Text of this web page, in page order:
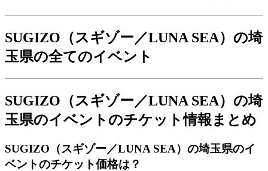
SUGIZO（スギゾー／LUNA SEA）の埼
玉県の全てのイベント
SUGIZO（スギゾー／LUNA SEA）の埼
玉県のイベントのチケット情報まとめ
SUGIZO（スギゾー／LUNA SEA）の埼玉県のイ
ベントのチケット価格は？